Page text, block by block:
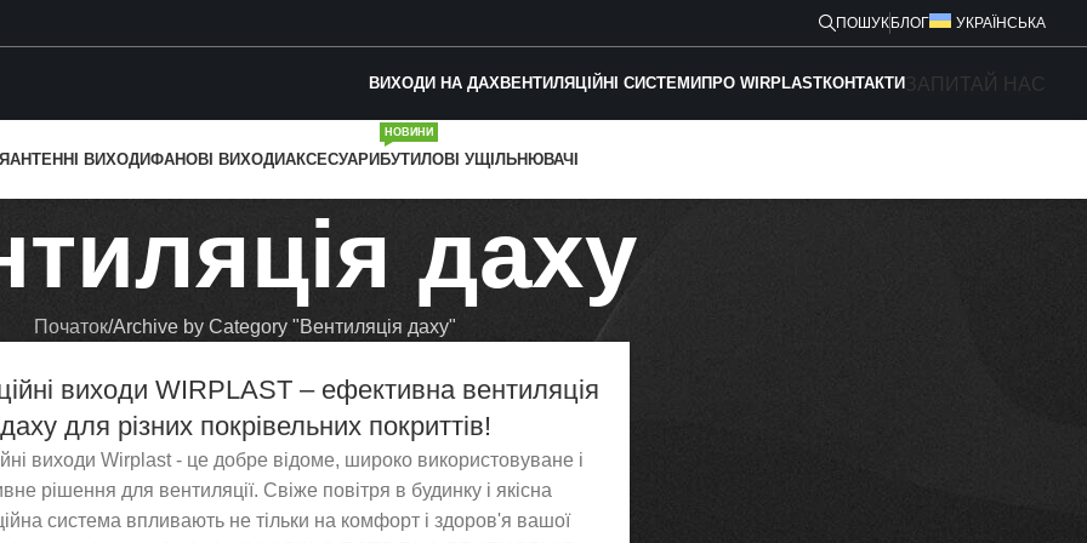
ПОШУК БЛОГ УКРАЇНСЬКА
ВИХОДИ НА ДАХВЕНТИЛЯЦІЙНІ СИСТЕМИ ПРО WIRPLASTКОНТАКТИ ЗАПИТАЙ НАС
АНТЕННІ ВИХОДИФАНОВІ ВИХОДИАКСЕСУАРИБУТИЛОВІ УЩІЛЬНЮВАЧІ
НОВИНИ
даху
Початок Archive by Category "Вентиляція даху"
виходи WIRPLAST – ефективна вентиляція
даху для різних покрівельних покриттів!
виходи Wirplast - це добре відоме, широко використовуване і
рішення для вентиляції. Свіже повітря в будинку і якісна
система впливають не тільки на комфорт і здоров'я вашої